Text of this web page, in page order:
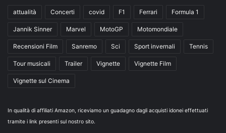
attualità Concerti covid F1 Ferrari Formula 1
Jannik Sinner Marvel MotoGP Motomondiale
Recensioni Film Sanremo Sci Sport invernali Tennis
Tour musicali Trailer Vignette Vignette Film
Vignette sul Cinema
In qualità di affiliati Amazon, riceviamo un guadagno dagli acquisti idonei effettuati
tramite i link presenti sul nostro sito.